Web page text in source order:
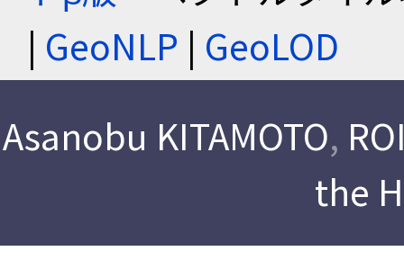
| GeoNLP | GeoLOD
Asanobu KITAMOTO,
the